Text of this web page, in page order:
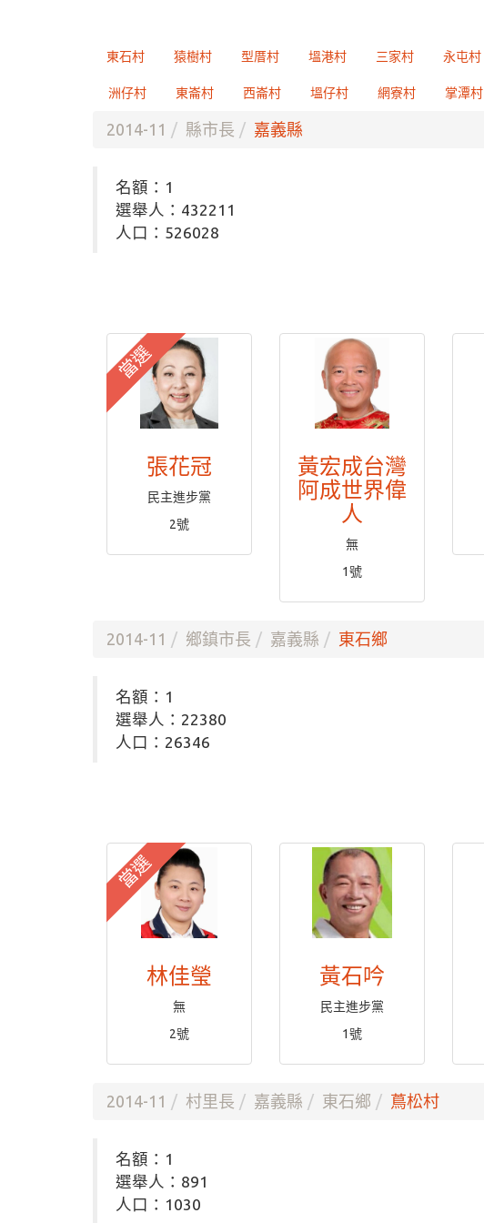
東石村 猿樹村 型厝村 塭港村 三家村 永屯村
洲仔村 東崙村 西崙村 塭仔村 網寮村 掌潭村
2014-11 縣市長 嘉義縣
名額：1
選舉人：432211
人口：526028
當選
張花冠
民主進步黨
2號
黃宏成台灣
阿成世界偉
人
無
1號
2014-11 鄉鎮市長 嘉義縣 東石鄉
名額：1
選舉人：22380
人口：26346
當選
林佳瑩
無
2號
黃石吟
民主進步黨
1號
2014-11 村里長 嘉義縣 東石鄉 蔦松村
名額：1
選舉人：891
人口：1030